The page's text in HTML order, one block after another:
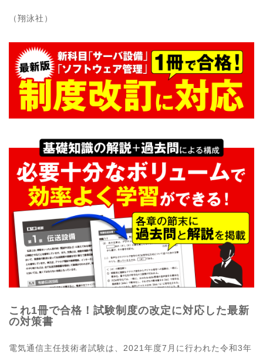
（翔泳社）
これ1冊で合格！試験制度の改定に対応した最新
の対策書
電気通信主任技術者試験は、2021年度7月に行われた令和3年